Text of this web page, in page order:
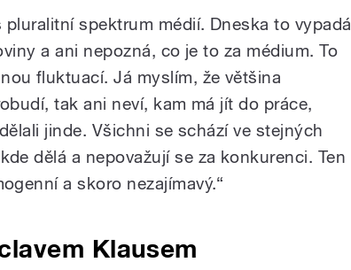
pluralitní spektrum médií. Dneska to vypadá
a ani nepozná, co je to za médium. To
fluktuací. Já myslím, že většina
tak ani neví, kam má jít do práce,
jinde. Všichni se schází ve stejných
dělá a nepovažují se za konkurenci. Ten
a skoro nezajímavý.“
Klausem